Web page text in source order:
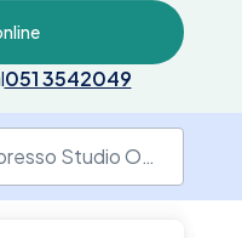
esperienza
sulle più
Per tutte le
Dott.
della
stimati
051 3542049